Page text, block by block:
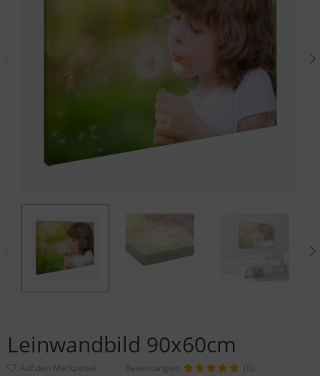
Leinwandbild 90x60cm
Bewertungen:
(6)